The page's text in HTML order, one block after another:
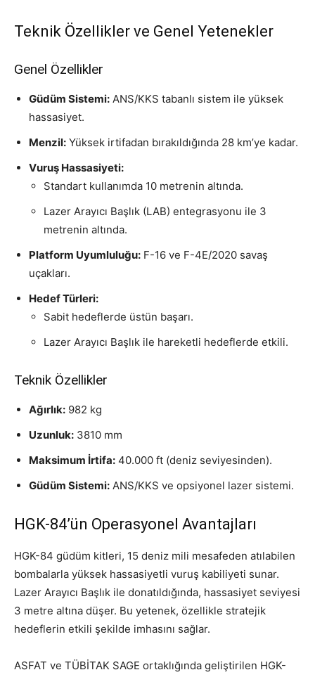
Teknik Özellikler ve Genel Yetenekler
Genel Özellikler
Güdüm Sistemi: ANS/KKS tabanlı sistem ile yüksek
hassasiyet.
Menzil: Yüksek irtifadan bırakıldığında 28 km’ye kadar.
Vuruş Hassasiyeti:
Standart kullanımda 10 metrenin altında.
Lazer Arayıcı Başlık (LAB) entegrasyonu ile 3
metrenin altında.
Platform Uyumluluğu: F-16 ve F-4E/2020 savaş
uçakları.
Hedef Türleri:
Sabit hedeflerde üstün başarı.
Lazer Arayıcı Başlık ile hareketli hedeflerde etkili.
Teknik Özellikler
Ağırlık: 982 kg
Uzunluk: 3810 mm
Maksimum İrtifa: 40.000 ft (deniz seviyesinden).
Güdüm Sistemi: ANS/KKS ve opsiyonel lazer sistemi.
HGK-84’ün Operasyonel Avantajları
HGK-84 güdüm kitleri, 15 deniz mili mesafeden atılabilen
bombalarla yüksek hassasiyetli vuruş kabiliyeti sunar.
Lazer Arayıcı Başlık ile donatıldığında, hassasiyet seviyesi
3 metre altına düşer. Bu yetenek, özellikle stratejik
hedeflerin etkili şekilde imhasını sağlar.
ASFAT ve TÜBİTAK SAGE ortaklığında geliştirilen HGK-